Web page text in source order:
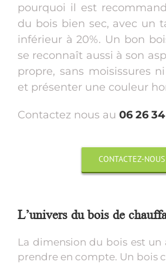
pourquoi il est
du bois bien sec, avec un
inférieur à 20%. Un bon
se reconnaît aussi à son
propre, sans moisissures
et présenter une couleur
Contactez nous au 06 26
CONTACTEZ-NOUS
L’univers du bois de
La dimension du bois est un
prendre en compte. Un bois